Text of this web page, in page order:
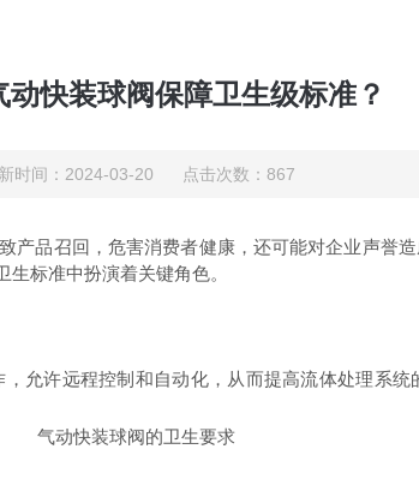
动快装球阀保障卫生级标准？
时间：2024-03-20 点击次数：867
品召回，危害消费者健康，还可能对企业声誉
标准中扮演着关键角色。
许远程控制和自动化，从而提高流体处理系统